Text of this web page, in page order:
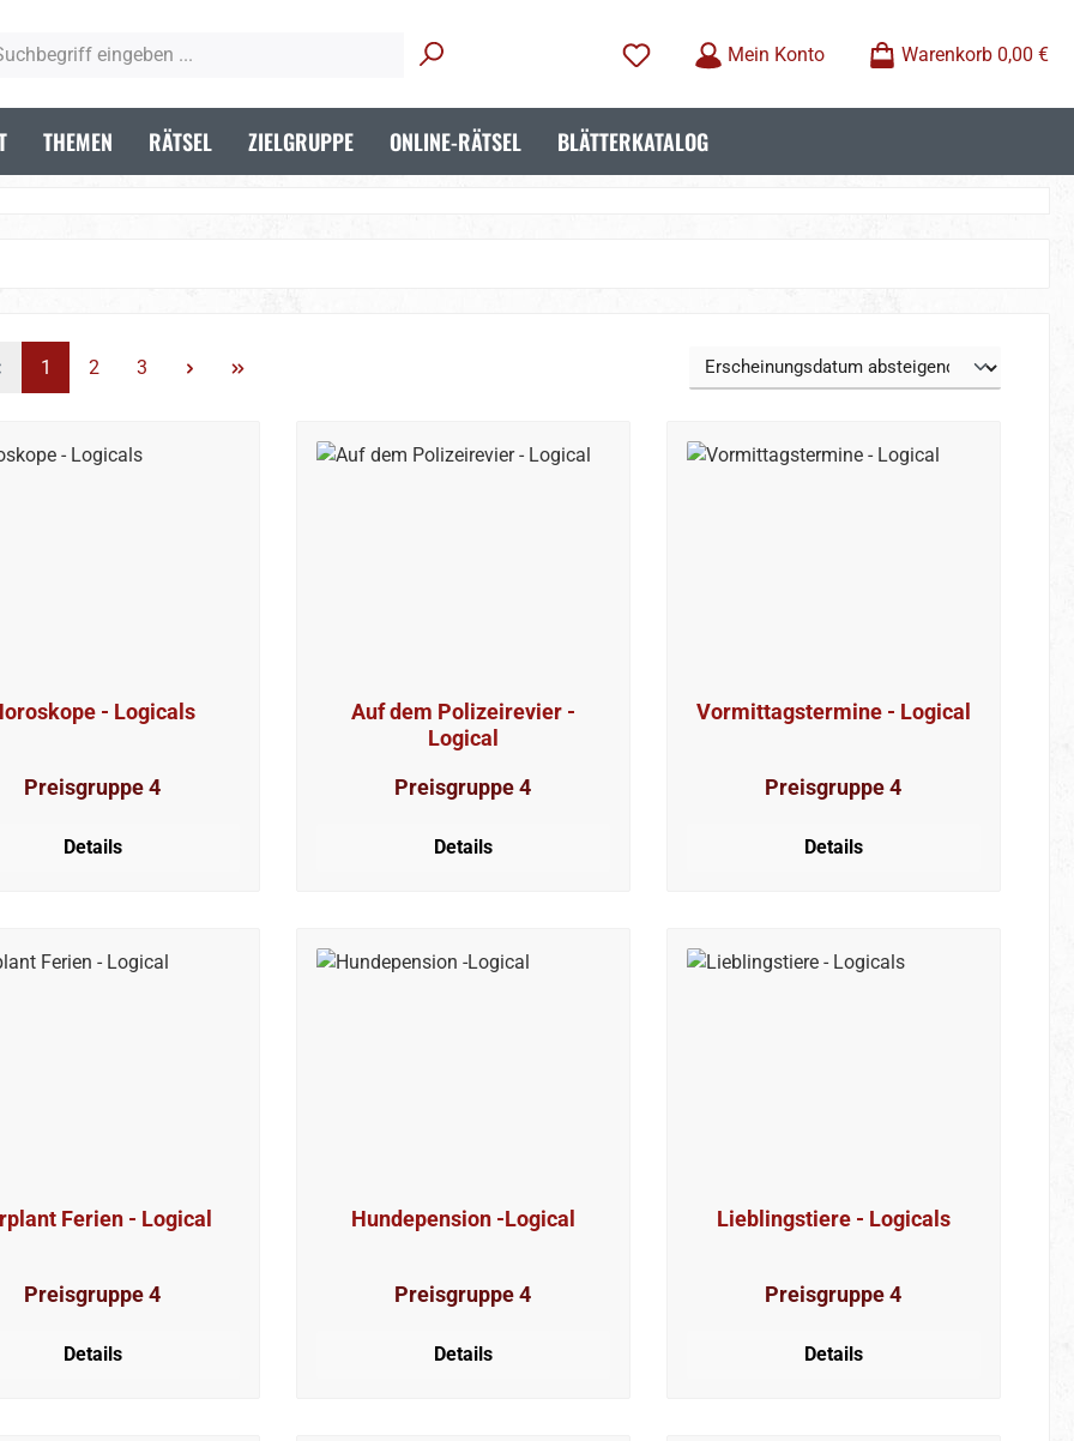
Mein Konto Warenkorb 0,00 €
THEMEN RÄTSEL ZIELGRUPPE ONLINE-RÄTSEL BLÄTTERKATALOG
Seite
1 Seite
2 Seite
3
- Logicals
Preisgruppe 4
Details
Auf dem Polizeirevier -
Logical
Preisgruppe 4
Details
Vormittagstermine - Logical
Preisgruppe 4
Details
Ferien - Logical
Preisgruppe 4
Details
Hundepension -Logical
Preisgruppe 4
Details
Lieblingstiere - Logicals
Preisgruppe 4
Details